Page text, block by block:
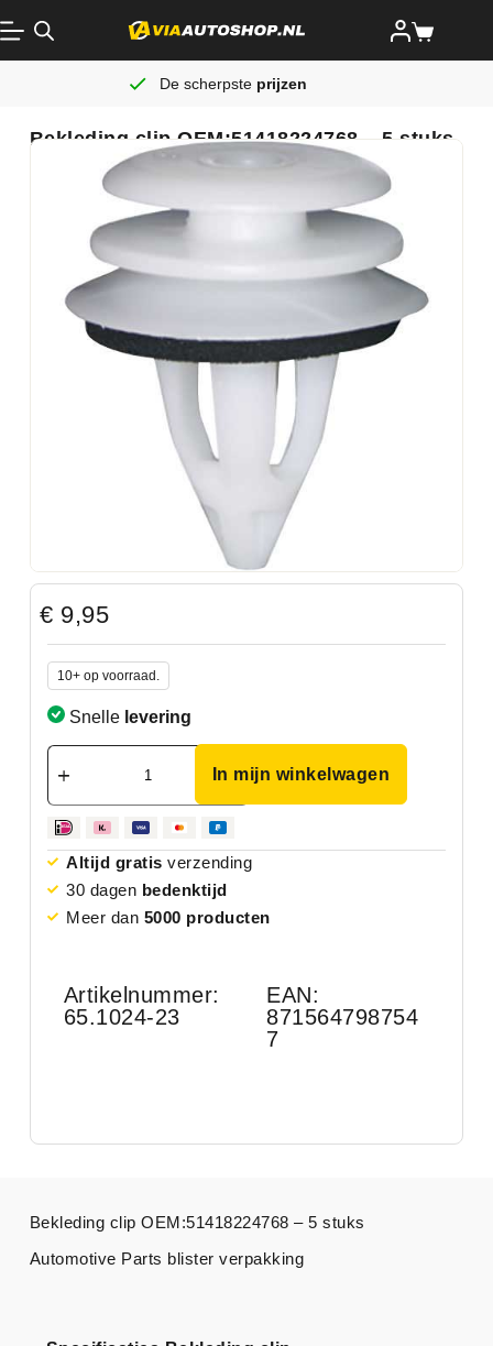
De scherpste prijzen
Bekleding clip OEM:51418224768 – 5 stuks
€ 9,95
10+ op voorraad.
Snelle levering
In mijn winkelwagen
Altijd gratis verzending
30 dagen bedenktijd
Meer dan 5000 producten
Artikelnummer:
65.1024-23
EAN:
871564798754
7
Bekleding clip OEM:51418224768 – 5 stuks
Automotive Parts blister verpakking